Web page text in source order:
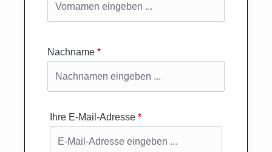
Nachname *
Ihre E-Mail-Adresse *